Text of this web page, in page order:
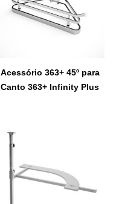
Acessório 363+ 45º para
Canto 363+ Infinity Plus